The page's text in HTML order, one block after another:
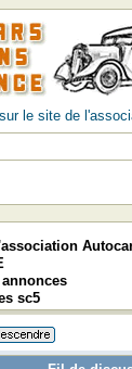
le site de
sc5